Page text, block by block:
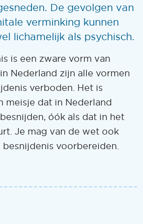
De gevolgen van
verminking kunnen
lichamelijk als psychisch.
is een zware vorm van
Nederland zijn alle vormen
verboden. Het is
meisje dat in Nederland
óók als dat in het
Je mag van de wet ook
voorbereiden.